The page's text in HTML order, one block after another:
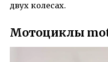
двух колесах.
Мотоциклы